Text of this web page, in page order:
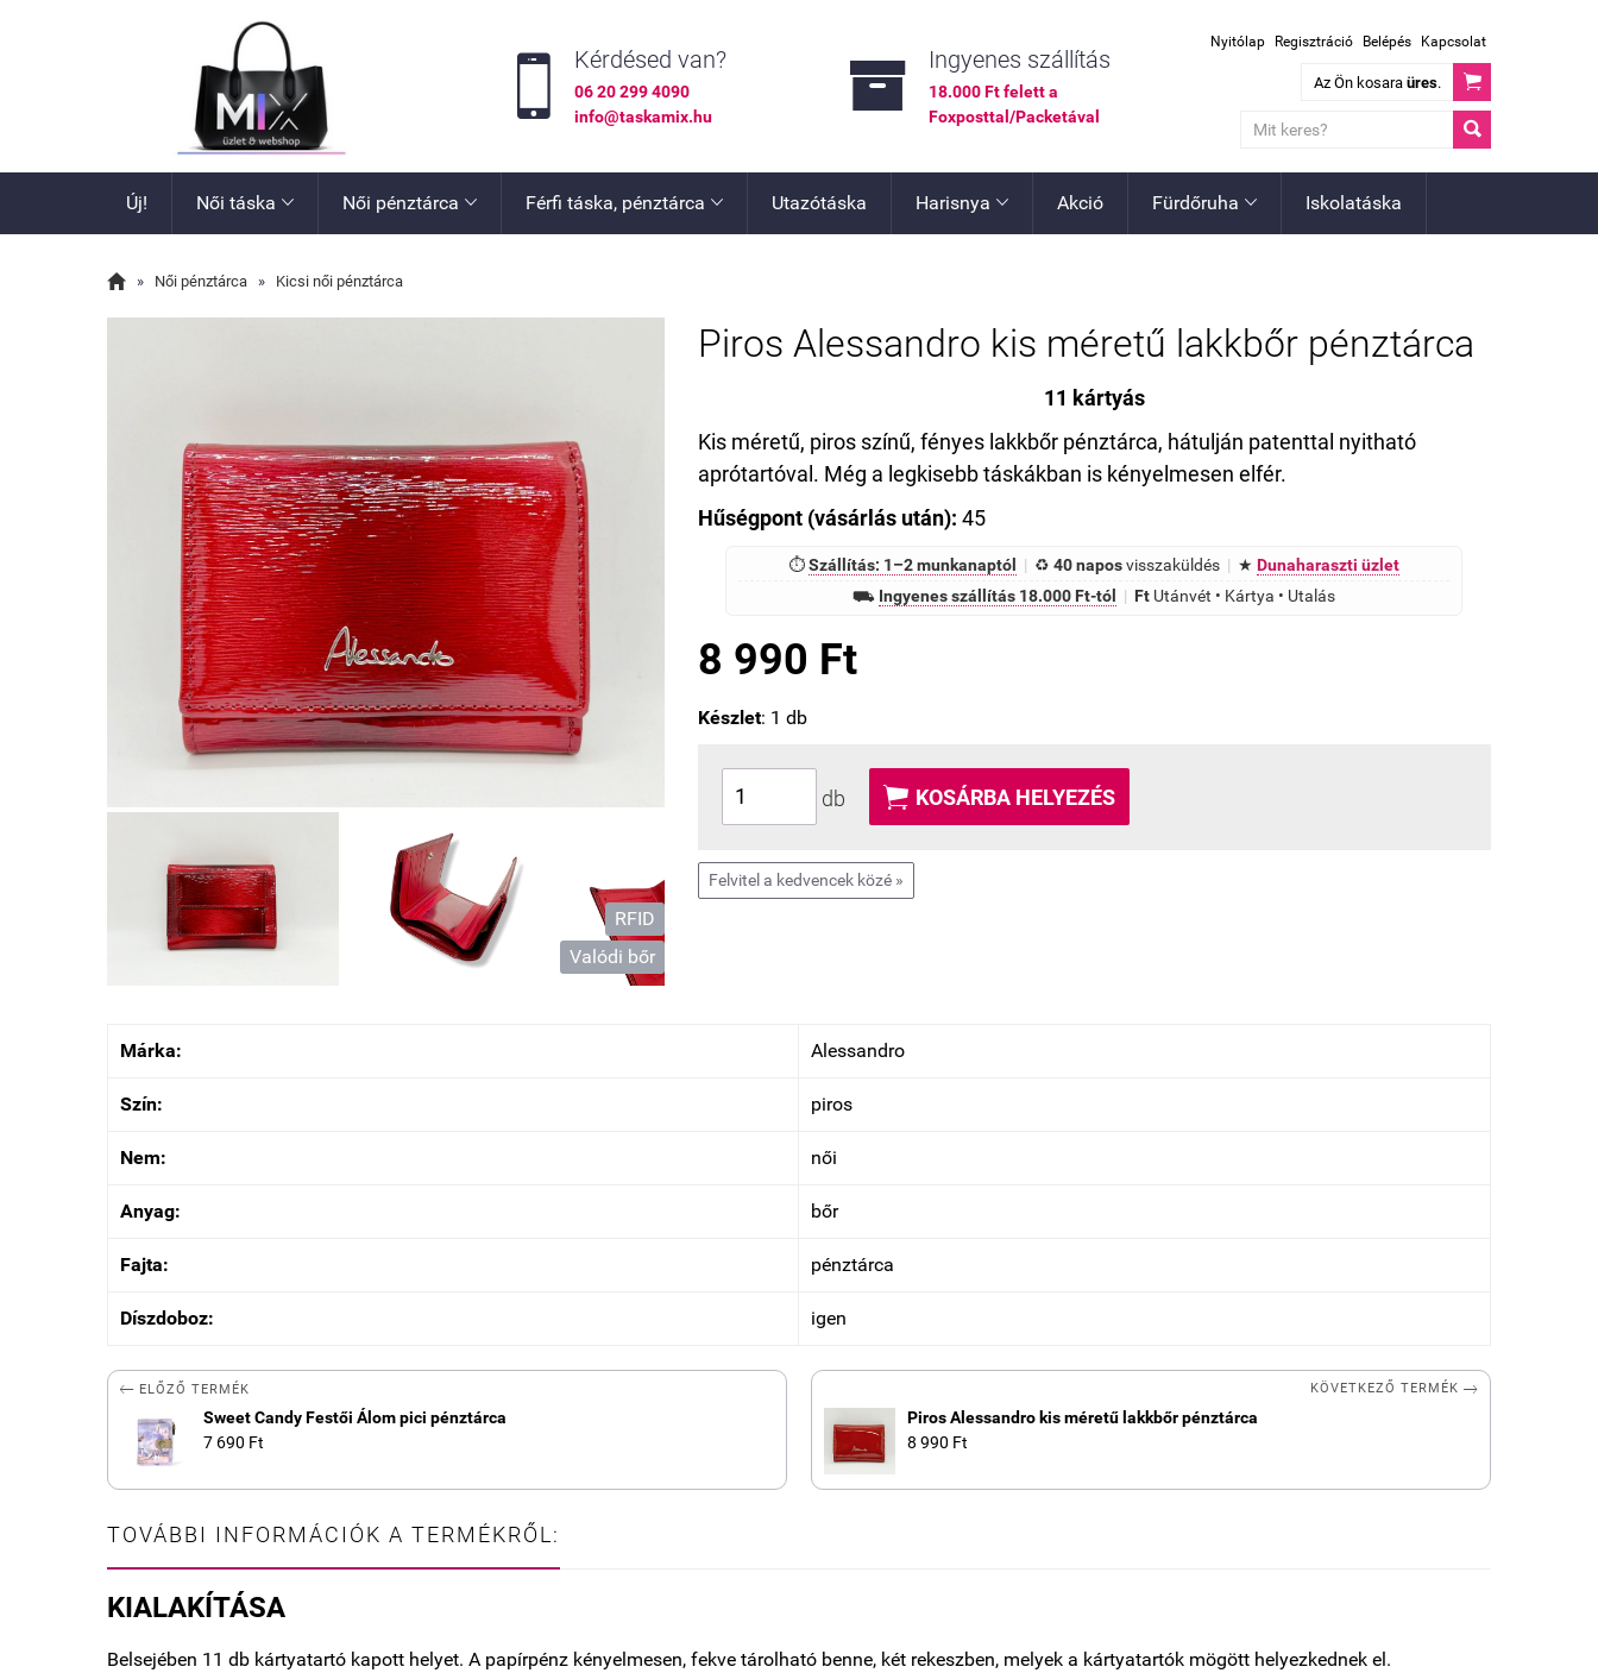
 Kérdésed van?
06 20 299 4090
info@taskamix.hu
 Ingyenes szállítás
18.000 Ft felett a
Foxposttal/Packetával
Nyitólap Regisztráció Belépés Kapcsolat
Az Ön kosara üres.


Új! Női táska  Női pénztárca  Férfi táska, pénztárca  Utazótáska Harisnya  Akció Fürdőruha  Iskolatáska
 » Női pénztárca » Kicsi női pénztárca
RFID
Valódi bőr
Piros Alessandro kis méretű lakkbőr pénztárca
11 kártyás
Kis méretű, piros színű, fényes lakkbőr pénztárca, hátulján patenttal nyitható
aprótartóval. Még a legkisebb táskákban is kényelmesen elfér.
Hűségpont (vásárlás után): 45
⏱Szállítás: 1–2 munkanaptól | ♻40 naposvisszaküldés | ★Dunaharaszti üzlet
⛟ Ingyenes szállítás 18.000 Ft-tól | Ft Utánvét • Kártya • Utalás
8 990 Ft
Készlet: 1 db
db  KOSÁRBA HELYEZÉS
Felvitel a kedvencek közé »
Márka: Alessandro
Szín: piros
Nem: női
Anyag: bőr
Fajta: pénztárca
Díszdoboz: igen
 ELŐZŐ TERMÉK
Sweet Candy Festői Álom pici pénztárca
7 690 Ft
KÖVETKEZŐ TERMÉK 
Piros Alessandro kis méretű lakkbőr pénztárca
8 990 Ft
TOVÁBBI INFORMÁCIÓK A TERMÉKRŐL:
KIALAKÍTÁSA
Belsejében 11 db kártyatartó kapott helyet. A papírpénz kényelmesen, fekve tárolható benne, két rekeszben, melyek a kártyatartók mögött helyezkednek el.